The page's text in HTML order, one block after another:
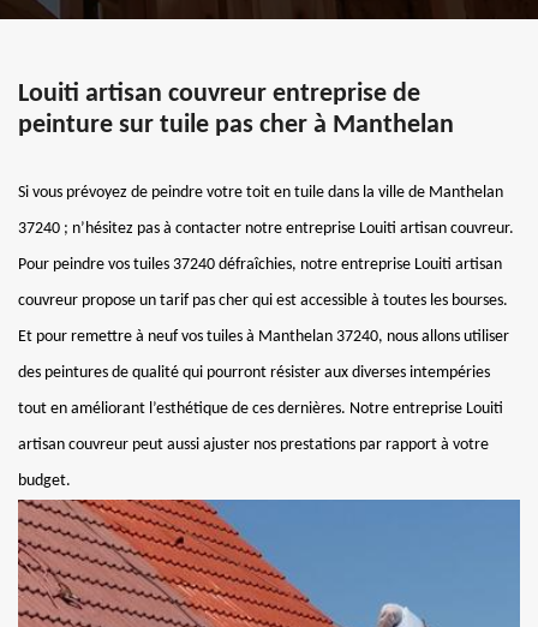
Louiti artisan couvreur entreprise de
peinture sur tuile pas cher à Manthelan
Si vous prévoyez de peindre votre toit en tuile dans la ville de Manthelan
37240 ; n’hésitez pas à contacter notre entreprise Louiti artisan couvreur.
Pour peindre vos tuiles 37240 défraîchies, notre entreprise Louiti artisan
couvreur propose un tarif pas cher qui est accessible à toutes les bourses.
Et pour remettre à neuf vos tuiles à Manthelan 37240, nous allons utiliser
des peintures de qualité qui pourront résister aux diverses intempéries
tout en améliorant l’esthétique de ces dernières. Notre entreprise Louiti
artisan couvreur peut aussi ajuster nos prestations par rapport à votre
budget.